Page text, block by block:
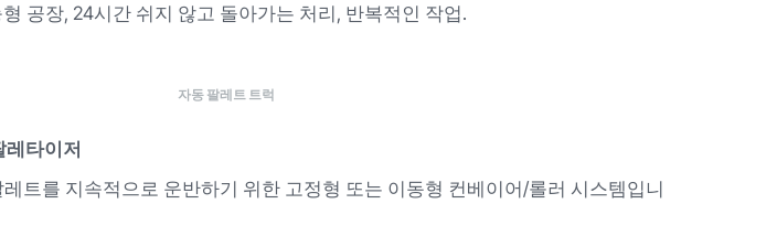
공장, 24시간 쉬지 않고 돌아가는 처리, 반복적인 작업.
자동 팔레트 트럭
레타이저
트를 지속적으로 운반하기 위한 고정형 또는 이동형 컨베이어/롤러 시스템입니